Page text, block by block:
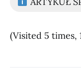
(Visited 5 times,